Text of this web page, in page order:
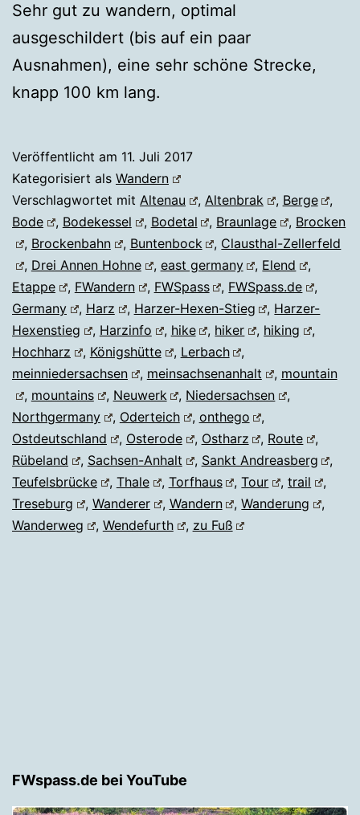
Sehr gut zu wandern, optimal
ausgeschildert (bis auf ein paar
Ausnahmen), eine sehr schöne Strecke,
knapp 100 km lang.
Veröffentlicht am 11. Juli 2017
Kategorisiert als Wandern
Verschlagwortet mit Altenau , Altenbrak , Berge
,
Bode
, Bodekessel , Bodetal , Braunlage , Brocken
, Brockenbahn , Buntenbock , Clausthal-Zellerfeld
, Drei Annen Hohne , east germany , Elend
,
Etappe
, FWandern , FWSpass , FWSpass.de
,
Germany
, Harz , Harzer-Hexen-Stieg , Harzer-
Hexenstieg
, Harzinfo , hike , hiker , hiking
,
Hochharz
, Königshütte , Lerbach
,
meinniedersachsen
, meinsachsenanhalt , mountain
, mountains , Neuwerk , Niedersachsen
,
Northgermany
, Oderteich , onthego
,
Ostdeutschland
, Osterode , Ostharz , Route
,
Rübeland
, Sachsen-Anhalt , Sankt Andreasberg
,
Teufelsbrücke
, Thale , Torfhaus ,Tour ,trail
,
Treseburg
, Wanderer , Wandern ,Wanderung
,
Wanderweg
, Wendefurth , zu Fuß
FWspass.de bei YouTube